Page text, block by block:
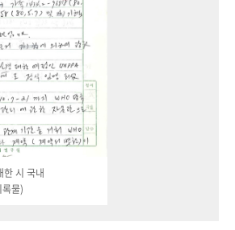
시 국내
물)